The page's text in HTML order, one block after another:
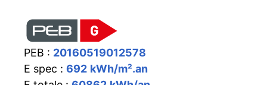
PEB : 20160519012578
E spec : 692 kWh/m².an